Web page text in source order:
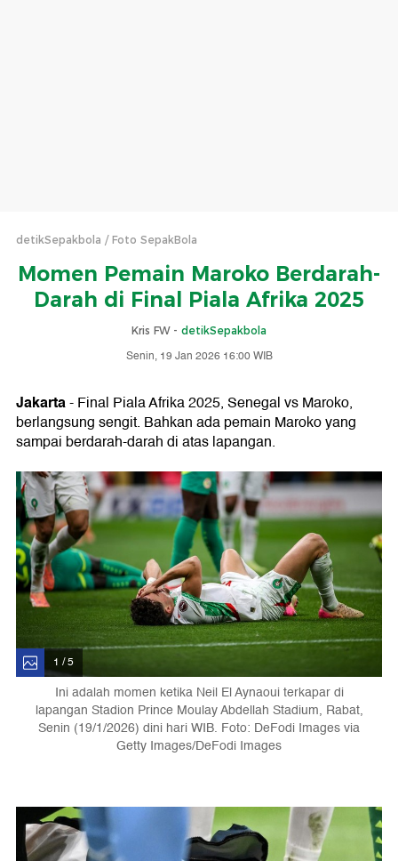
detikSepakbola Foto SepakBola
Momen Pemain Maroko Berdarah-
Darah di Final Piala Afrika 2025
Kris FW - detikSepakbola
Senin, 19 Jan 2026 16:00 WIB
Jakarta- Final Piala Afrika 2025, Senegal vs Maroko,
berlangsung sengit. Bahkan ada pemain Maroko yang
sampai berdarah-darah di atas lapangan.
1 / 5
Ini adalah momen ketika Neil El Aynaoui terkapar di
lapangan Stadion Prince Moulay Abdellah Stadium, Rabat,
Senin (19/1/2026) dini hari WIB. Foto: DeFodi Images via
Getty Images/DeFodi Images